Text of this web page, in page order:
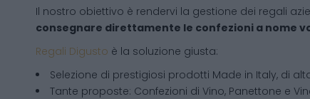
Il nostro obiettivo è rendervi la gestione dei regali
consegnare direttamente le confezioni a nome
Regali Digusto è la soluzione giusta:
Selezione di prestigiosi prodotti Made in Italy, di
Tante proposte: Confezioni di Vino, Panettone e